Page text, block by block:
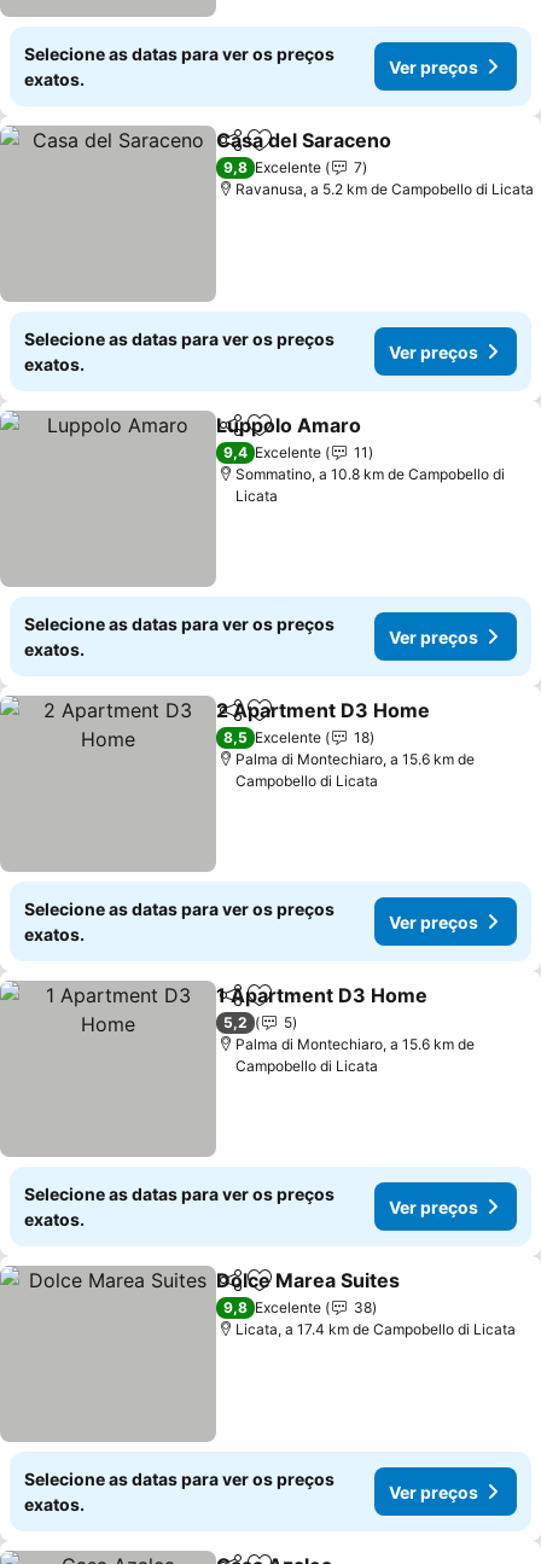
Selecione as datas para ver os preços
exatos.
Ver preços
PartilharAdicionar aos favoritos
Casa del Saraceno
9,8 Excelente
7
Ravanusa, a 5.2 km de Campobello di Licata
Selecione as datas para ver os preços
exatos.
Ver preços
PartilharAdicionar aos favoritos
Luppolo Amaro
9,4 Excelente
11
Sommatino, a 10.8 km de Campobello di
Licata
Selecione as datas para ver os preços
exatos.
Ver preços
PartilharAdicionar aos favoritos
2 Apartment D3 Home
8,5 Excelente
18
Palma di Montechiaro, a 15.6 km de
Campobello di Licata
Selecione as datas para ver os preços
exatos.
Ver preços
PartilharAdicionar aos favoritos
1 Apartment D3 Home
5,2
5
Palma di Montechiaro, a 15.6 km de
Campobello di Licata
Selecione as datas para ver os preços
exatos.
Ver preços
PartilharAdicionar aos favoritos
Dolce Marea Suites
9,8 Excelente
38
Licata, a 17.4 km de Campobello di Licata
Selecione as datas para ver os preços
exatos.
Ver preços